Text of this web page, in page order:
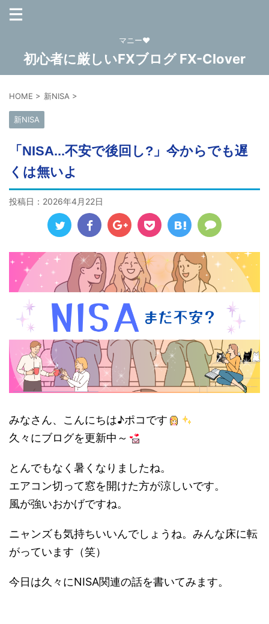
マニー❤
初心者に厳しいFXブログ FX-Clover
HOME > 新NISA >
新NISA
「NISA...不安で後回し?」今からでも遅
くは無いよ
投稿日： 2026年4月22日
みなさん、こんにちは♪ポコです
久々にブログを更新中～
とんでもなく暑くなりましたね。
エアコン切って窓を開けた方が涼しいです。
風が強いおかげですね。
ニャンズも気持ちいいんでしょうね。みんな床に転
がっています（笑）
今日は久々にNISA関連の話を書いてみます。